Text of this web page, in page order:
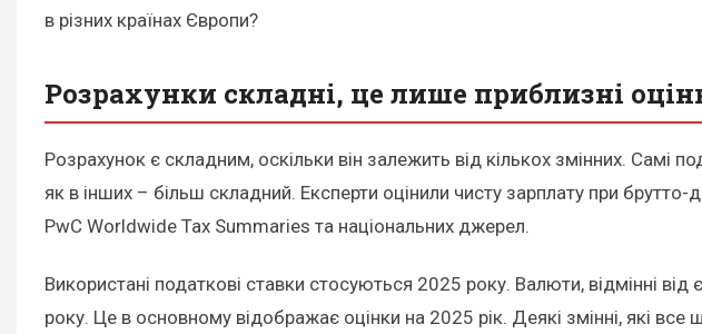
в різних країнах Європи?
Розрахунки складні, це лише приблизні
Розрахунок є складним, оскільки він залежить від кількох змінних. Самі
як в інших – більш складний. Експерти оцінили чисту зарплату при
PwC Worldwide Tax Summaries та національних джерел.
Використані податкові ставки стосуються 2025 року. Валюти, відмінні
року. Це в основному відображає оцінки на 2025 рік. Деякі змінні, які